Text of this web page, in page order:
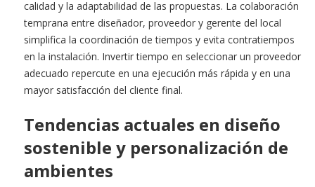
calidad y la adaptabilidad de las propuestas. La colaboración
temprana entre diseñador, proveedor y gerente del local
simplifica la coordinación de tiempos y evita contratiempos
en la instalación. Invertir tiempo en seleccionar un proveedor
adecuado repercute en una ejecución más rápida y en una
mayor satisfacción del cliente final.
Tendencias actuales en diseño
sostenible y personalización de
ambientes